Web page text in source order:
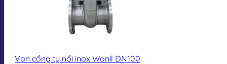
Van cổng ty nổi inox Wonil DN100